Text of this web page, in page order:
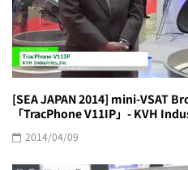
[SEA JAPAN 2014] mini-VSAT
「TracPhone V11IP」- KVH
2014/04/09